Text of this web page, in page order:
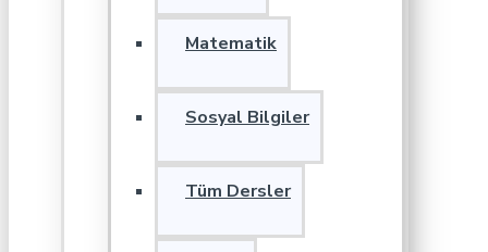
Matematik
Sosyal Bilgiler
Tüm Dersler